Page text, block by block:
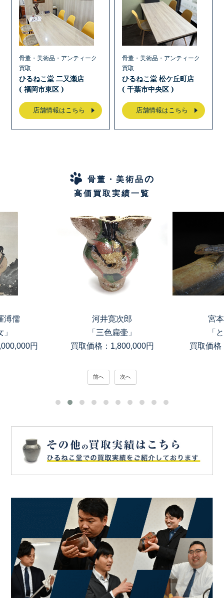
骨董・美術品・アンティーク
買取
ひるねこ堂 二又瀬店
( 福岡市東区 )
店舗情報はこちら
骨董・美術品・アンティーク
買取
ひるねこ堂 松ケ丘町店
( 千葉市中央区 )
店舗情報はこちら
骨董・美術品の
高価買取実績一覧
溥儒
円
河井寛次郎
「三色扁壷」
買取価格：1,800,000円
宮
「
買取価格
前へ 次へ